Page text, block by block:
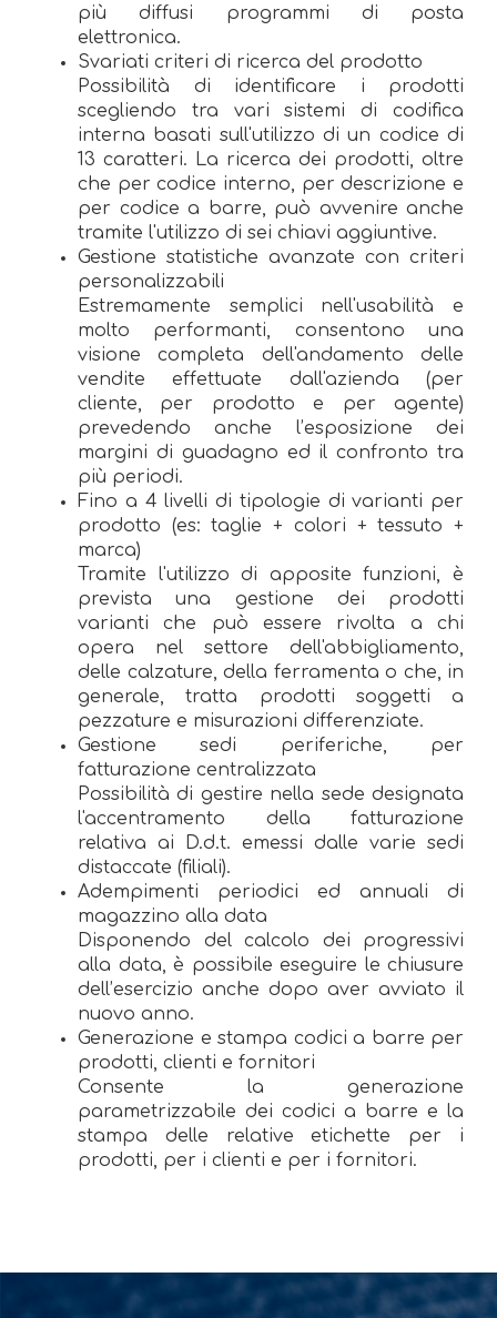
più diffusi programmi di posta
elettronica.
Svariati criteri di ricerca del prodotto
Possibilità di identificare i prodotti
scegliendo tra vari sistemi di codifica
interna basati sull'utilizzo di un codice di
13 caratteri. La ricerca dei prodotti, oltre
che per codice interno, per descrizione e
per codice a barre, può avvenire anche
tramite l'utilizzo di sei chiavi aggiuntive.
Gestione statistiche avanzate con criteri
personalizzabili
Estremamente semplici nell'usabilità e
molto performanti, consentono una
visione completa dell'andamento delle
vendite effettuate dall'azienda (per
cliente, per prodotto e per agente)
prevedendo anche l’esposizione dei
margini di guadagno ed il confronto tra
più periodi.
Fino a 4 livelli di tipologie di varianti per
prodotto (es: taglie + colori + tessuto +
marca)
Tramite l'utilizzo di apposite funzioni, è
prevista una gestione dei prodotti
varianti che può essere rivolta a chi
opera nel settore dell'abbigliamento,
delle calzature, della ferramenta o che, in
generale, tratta prodotti soggetti a
pezzature e misurazioni differenziate.
Gestione sedi periferiche, per
fatturazione centralizzata
Possibilità di gestire nella sede designata
l'accentramento della fatturazione
relativa ai D.d.t. emessi dalle varie sedi
distaccate (filiali).
Adempimenti periodici ed annuali di
magazzino alla data
Disponendo del calcolo dei progressivi
alla data, è possibile eseguire le chiusure
dell’esercizio anche dopo aver avviato il
nuovo anno.
Generazione e stampa codici a barre per
prodotti, clienti e fornitori
Consente la generazione
parametrizzabile dei codici a barre e la
stampa delle relative etichette per i
prodotti, per i clienti e per i fornitori.